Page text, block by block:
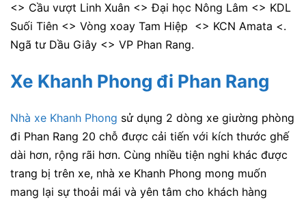
<> Cầu vượt Linh Xuân <> Đại học Nông Lâm <> KDL
Suối Tiên <> Vòng xoay Tam Hiệp <> KCN Amata <.
Ngã tư Dầu Giây <> VP Phan Rang.
Xe Khanh Phong đi Phan Rang
Nhà xe Khanh Phong sử dụng 2 dòng xe giường phòng
đi Phan Rang 20 chỗ được cải tiến với kích thước ghế
dài hơn, rộng rãi hơn. Cùng nhiều tiện nghi khác được
trang bị trên xe, nhà xe Khanh Phong mong muốn
mang lại sự thoải mái và yên tâm cho khách hàng